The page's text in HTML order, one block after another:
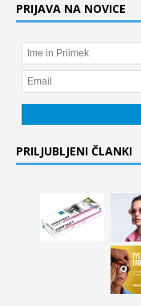
PRIJAVA NA NOVICE
PRILJUBLJENI ČLANKI